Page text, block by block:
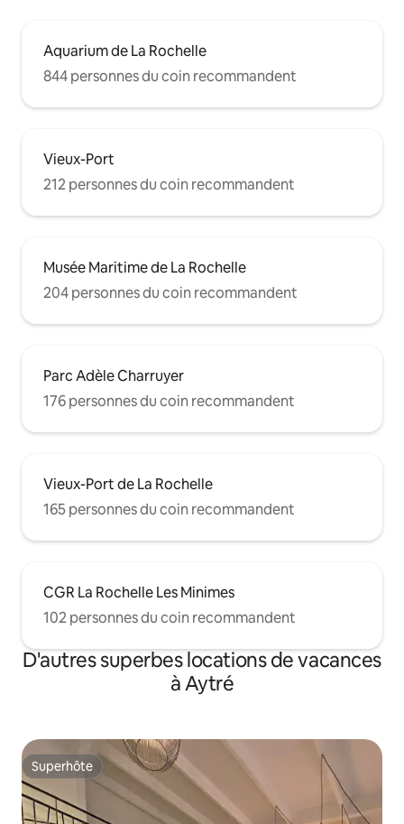
Aquarium de La Rochelle
844 personnes du coin recommandent
Vieux-Port
212 personnes du coin recommandent
Musée Maritime de La Rochelle
204 personnes du coin recommandent
Parc Adèle Charruyer
176 personnes du coin recommandent
Vieux-Port de La Rochelle
165 personnes du coin recommandent
CGR La Rochelle Les Minimes
102 personnes du coin recommandent
D'autres superbes locations de vacances
à Aytré
Superhôte
Superhôte